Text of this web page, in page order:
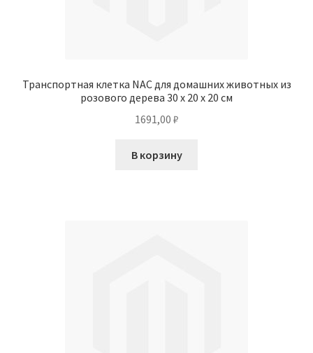
Транспортная клетка NAC для домашних животных из
розового дерева 30 x 20 x 20 см
1691,00 ₽
В корзину